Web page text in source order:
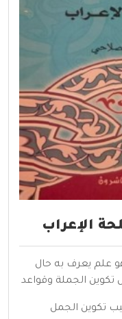
الإعراب
علم يعرف به حال
تكوين الجملة وقواعد
تكوين الجمل